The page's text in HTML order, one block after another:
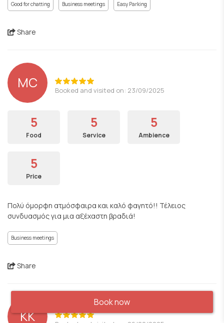
Good for chatting Business meetings Easy Parking
Share
MC Booked and visited on: 23/09/2025
5
Food
5
Service
5
Ambience
5
Price
Πολύ όμορφη ατμόσφαιρα και καλό φαγητό!! Τέλειος
συνδυασμός για μια αξέχαστη βραδιά!
Business meetings
Share
KK
Book now